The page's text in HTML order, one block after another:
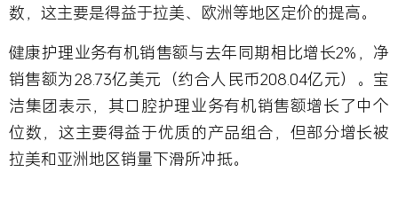
数，这主要是得益于拉美、欧洲等地区定价的提高。
健康护理业务有机销售额与去年同期相比增长2%，净
销售额为28.73亿美元（约合人民币208.04亿元）。宝
洁集团表示，其口腔护理业务有机销售额增长了中个
位数，这主要得益于优质的产品组合，但部分增长被
拉美和亚洲地区销量下滑所冲抵。